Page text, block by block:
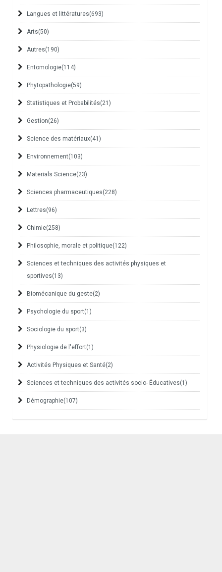
Langues et littératures(693)
Arts(50)
Autres(190)
Entomologie(114)
Phytopathologie(59)
Statistiques et Probabilités(21)
Gestion(26)
Science des matériaux(41)
Environnement(103)
Materials Science(23)
Sciences pharmaceutiques(228)
Lettres(96)
Chimie(258)
Philosophie, morale et politique(122)
Sciences et techniques des activités physiques et
sportives(13)
Biomécanique du geste(2)
Psychologie du sport(1)
Sociologie du sport(3)
Physiologie de l'effort(1)
Activités Physiques et Santé(2)
Sciences et techniques des activités socio- Éducatives(1)
Démographie(107)